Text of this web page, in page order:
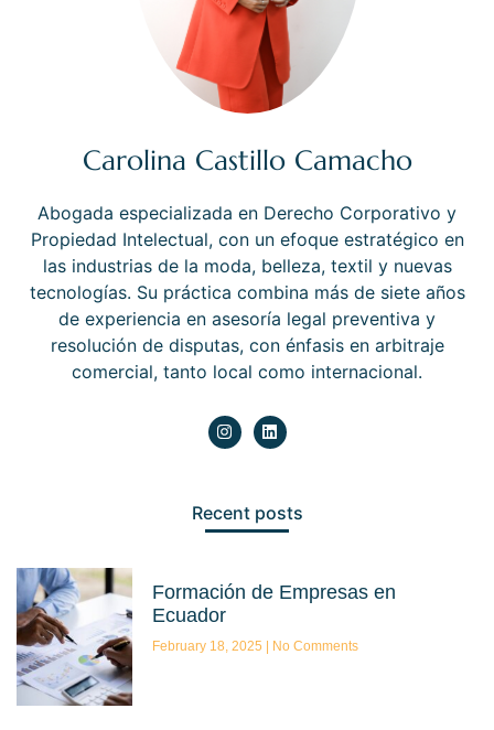
Carolina Castillo Camacho
Abogada especializada en Derecho Corporativo y
Propiedad Intelectual, con un efoque estratégico en
las industrias de la moda, belleza, textil y nuevas
tecnologías. Su práctica combina más de siete años
de experiencia en asesoría legal preventiva y
resolución de disputas, con énfasis en arbitraje
comercial, tanto local como internacional.
Recent posts
Formación de Empresas en
Ecuador
February 18, 2025 No Comments